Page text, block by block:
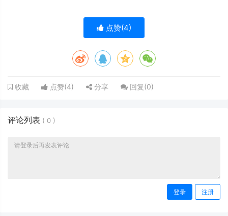
点赞(4)
收藏 点赞(4) 分享 回复(0)
评论列表 ( 0 )
登录 注册